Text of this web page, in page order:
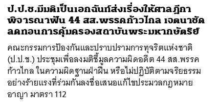
ป.ป.ช.มีมติเป็นเอกฉันท์ส่งเรื่องให้ศาลฎีกา
พิจารณาฟัน 44 สส.พรรคก้าวไกล เจตนาชัด
ลดทอนการคุ้มครองสถาบันพระมหากษัตริย์
คณะกรรมการป้องกันและปราบปรามการทุจริตแห่งชาติ
(ป.ป.ช.) ประชุมเพื่อลงมติชี้มูลความผิดอดีต 44 สส.พรรค
ก้าวไกล ในความผิดฐานฝ่าฝืน หรือไม่ปฏิบัติตามจริยธรรม
อย่างร้ายแรงที่ร่วมกันลงชื่อเสนอแก้ไขประมวลกฎหมาย
อาญา มาตรา 112